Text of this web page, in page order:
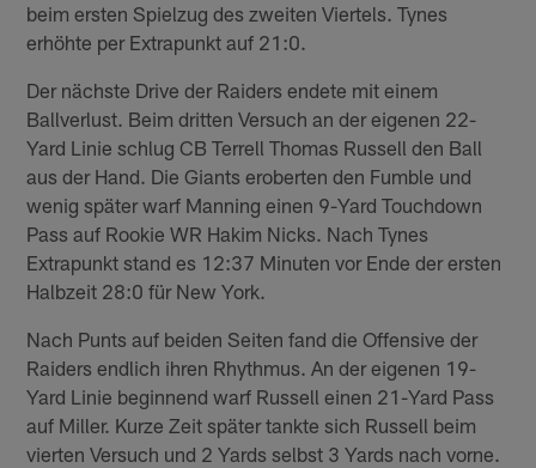
beim ersten Spielzug des zweiten Viertels. Tynes
erhöhte per Extrapunkt auf 21:0.
Der nächste Drive der Raiders endete mit einem
Ballverlust. Beim dritten Versuch an der eigenen 22-
Yard Linie schlug CB Terrell Thomas Russell den Ball
aus der Hand. Die Giants eroberten den Fumble und
wenig später warf Manning einen 9-Yard Touchdown
Pass auf Rookie WR Hakim Nicks. Nach Tynes
Extrapunkt stand es 12:37 Minuten vor Ende der ersten
Halbzeit 28:0 für New York.
Nach Punts auf beiden Seiten fand die Offensive der
Raiders endlich ihren Rhythmus. An der eigenen 19-
Yard Linie beginnend warf Russell einen 21-Yard Pass
auf Miller. Kurze Zeit später tankte sich Russell beim
vierten Versuch und 2 Yards selbst 3 Yards nach vorne.